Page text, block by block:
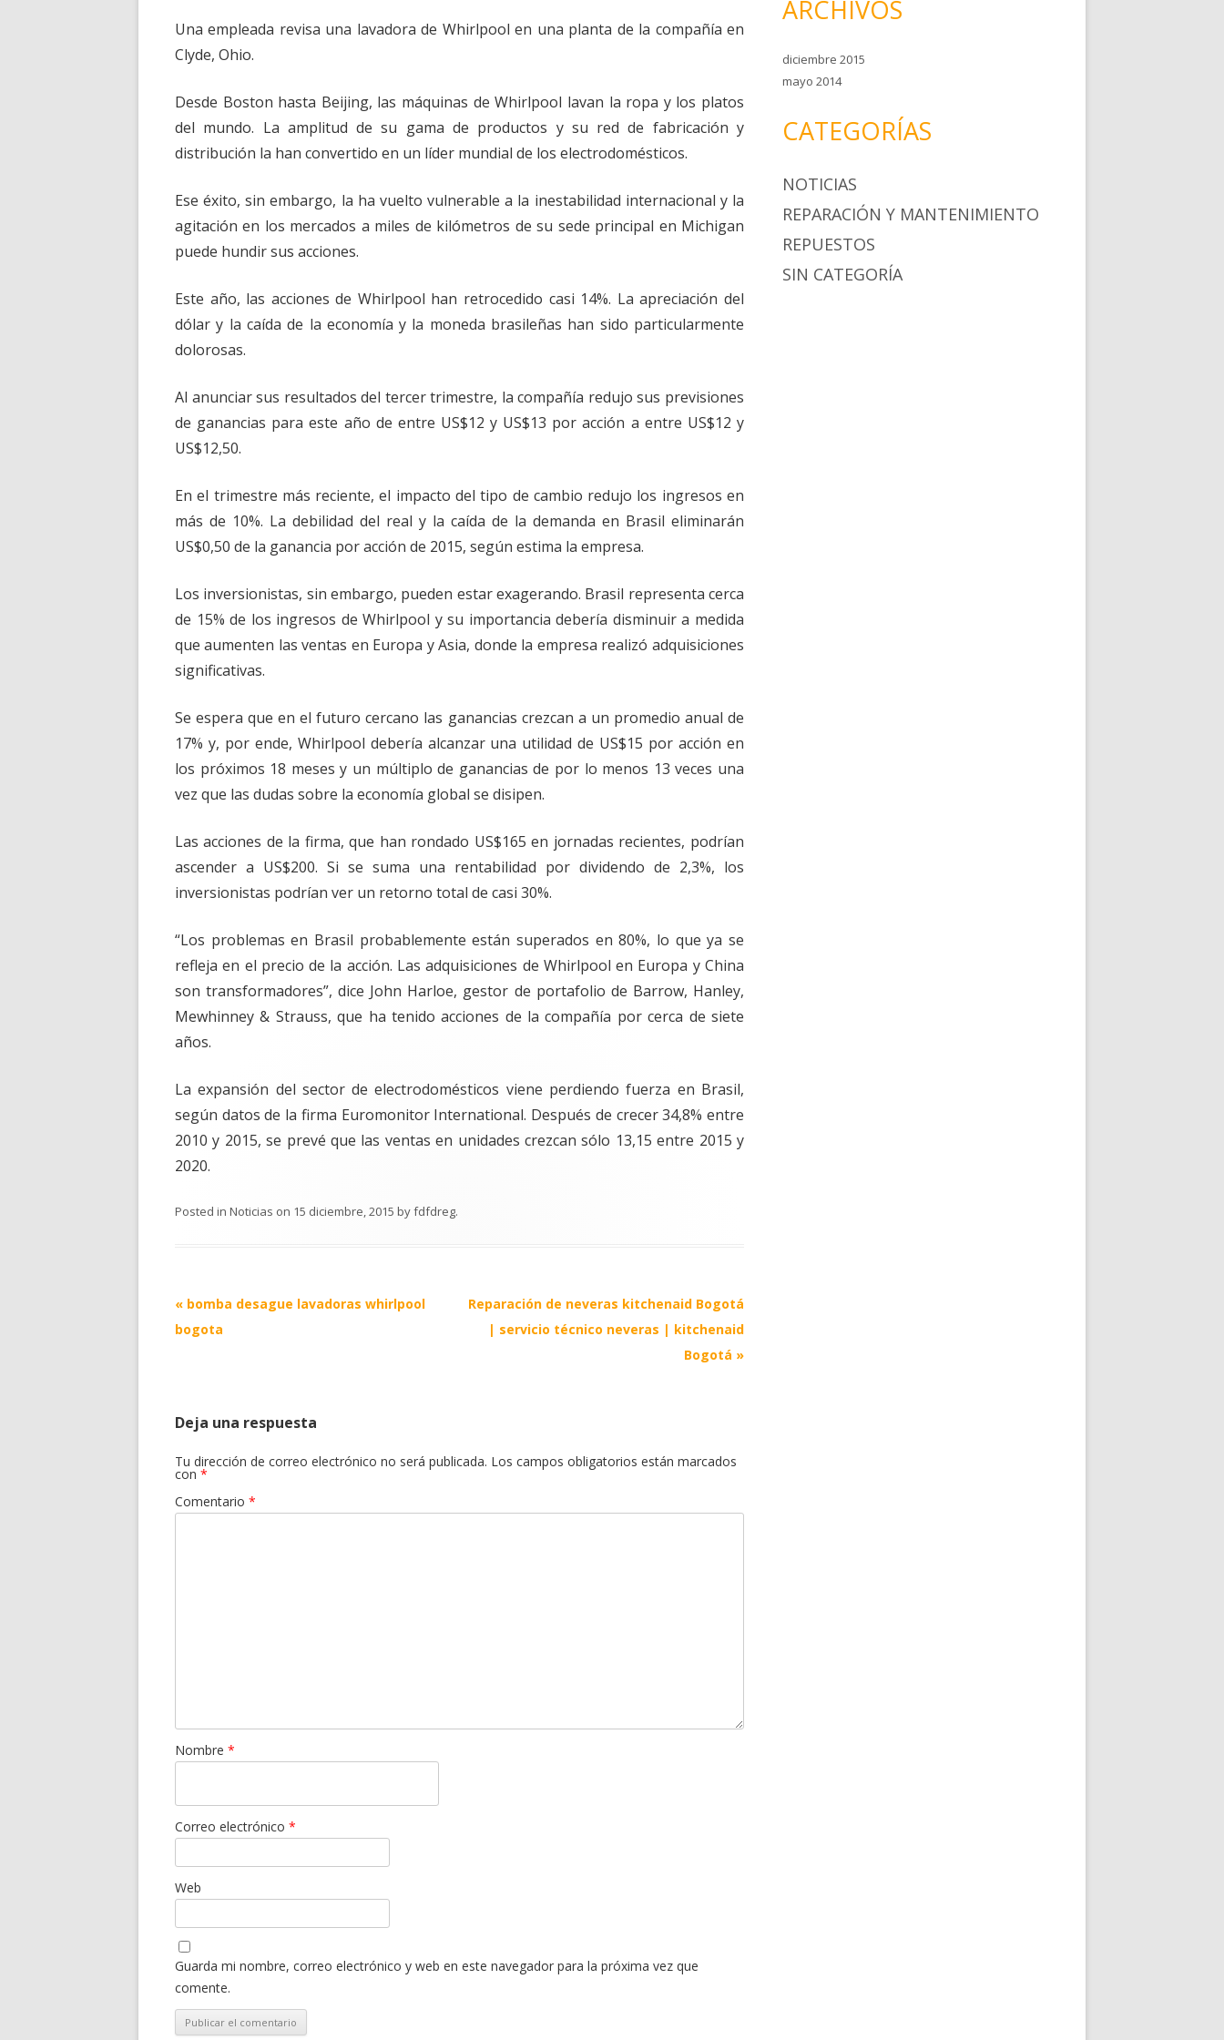
Una empleada revisa una lavadora de Whirlpool en una planta de la compañía en
Clyde, Ohio.
Desde Boston hasta Beijing, las máquinas de Whirlpool lavan la ropa y los platos
del mundo. La amplitud de su gama de productos y su red de fabricación y
distribución la han convertido en un líder mundial de los electrodomésticos.
Ese éxito, sin embargo, la ha vuelto vulnerable a la inestabilidad internacional y la
agitación en los mercados a miles de kilómetros de su sede principal en Michigan
puede hundir sus acciones.
Este año, las acciones de Whirlpool han retrocedido casi 14%. La apreciación del
dólar y la caída de la economía y la moneda brasileñas han sido particularmente
dolorosas.
Al anunciar sus resultados del tercer trimestre, la compañía redujo sus previsiones
de ganancias para este año de entre US$12 y US$13 por acción a entre US$12 y
US$12,50.
En el trimestre más reciente, el impacto del tipo de cambio redujo los ingresos en
más de 10%. La debilidad del real y la caída de la demanda en Brasil eliminarán
US$0,50 de la ganancia por acción de 2015, según estima la empresa.
Los inversionistas, sin embargo, pueden estar exagerando. Brasil representa cerca
de 15% de los ingresos de Whirlpool y su importancia debería disminuir a medida
que aumenten las ventas en Europa y Asia, donde la empresa realizó adquisiciones
significativas.
Se espera que en el futuro cercano las ganancias crezcan a un promedio anual de
17% y, por ende, Whirlpool debería alcanzar una utilidad de US$15 por acción en
los próximos 18 meses y un múltiplo de ganancias de por lo menos 13 veces una
vez que las dudas sobre la economía global se disipen.
Las acciones de la firma, que han rondado US$165 en jornadas recientes, podrían
ascender a US$200. Si se suma una rentabilidad por dividendo de 2,3%, los
inversionistas podrían ver un retorno total de casi 30%.
“Los problemas en Brasil probablemente están superados en 80%, lo que ya se
refleja en el precio de la acción. Las adquisiciones de Whirlpool en Europa y China
son transformadores”, dice John Harloe, gestor de portafolio de Barrow, Hanley,
Mewhinney & Strauss, que ha tenido acciones de la compañía por cerca de siete
años.
La expansión del sector de electrodomésticos viene perdiendo fuerza en Brasil,
según datos de la firma Euromonitor International. Después de crecer 34,8% entre
2010 y 2015, se prevé que las ventas en unidades crezcan sólo 13,15 entre 2015 y
2020.
Posted in Noticias on 15 diciembre, 2015 byfdfdreg.
Post
navigation
« bomba desague lavadoras whirlpool
bogota
Reparación de neveras kitchenaid Bogotá
| servicio técnico neveras | kitchenaid
Bogotá »
Deja una respuesta
Tu dirección de correo electrónico no será publicada. Los campos obligatorios están marcados
con *
Comentario *
Nombre *
Correo electrónico *
Web
Guarda mi nombre, correo electrónico y web en este navegador para la próxima vez que
comente.
ARCHIVOS
diciembre 2015
mayo 2014
CATEGORÍAS
NOTICIAS
REPARACIÓN Y MANTENIMIENTO
REPUESTOS
SIN CATEGORÍA